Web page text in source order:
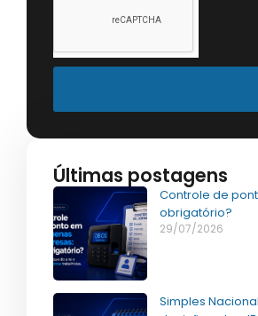
Últimas postagens
Controle de
obrigatório?
29/07/2026
Simples